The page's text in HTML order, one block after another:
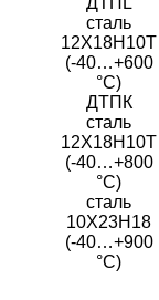
сталь
12Х18Н10Т
(-40…+600
°С)
ДТПК
сталь
12Х18Н10Т
(-40…+800
°С)
сталь
10Х23Н18
(-40…+900
°С)